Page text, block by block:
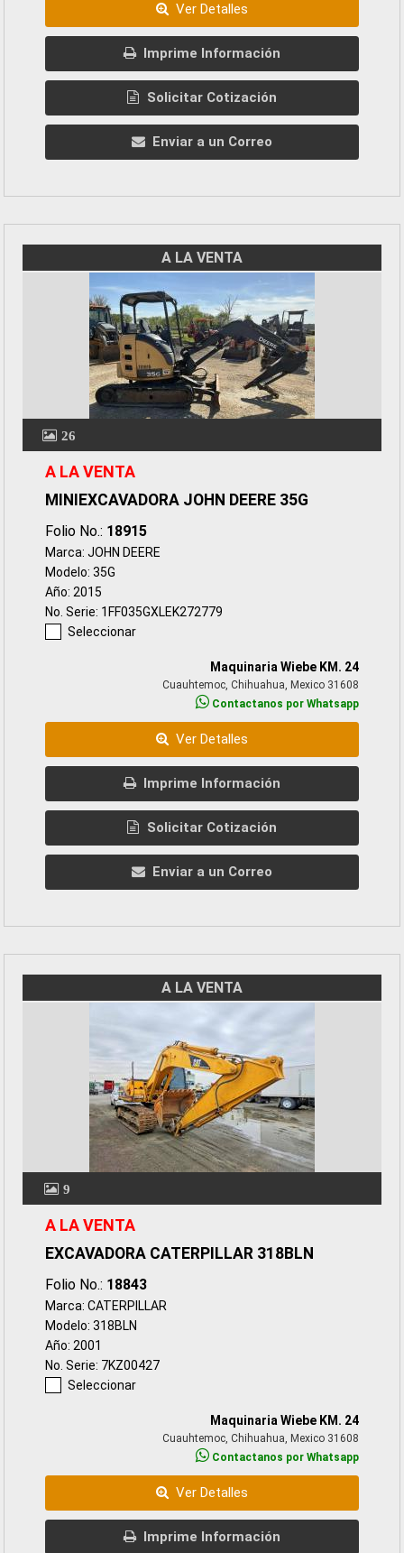
Ver Detalles
Imprime Información
Solicitar Cotización
Enviar a un Correo
A LA VENTA
26
A LA VENTA
MINIEXCAVADORA JOHN DEERE 35G
Folio No.: 18915
Marca: JOHN DEERE
Modelo: 35G
Año: 2015
No. Serie: 1FF035GXLEK272779
Seleccionar
Maquinaria Wiebe KM. 24
Cuauhtemoc, Chihuahua, Mexico 31608
Contactanos por Whatsapp
Ver Detalles
Imprime Información
Solicitar Cotización
Enviar a un Correo
A LA VENTA
9
A LA VENTA
EXCAVADORA CATERPILLAR 318BLN
Folio No.: 18843
Marca: CATERPILLAR
Modelo: 318BLN
Año: 2001
No. Serie: 7KZ00427
Seleccionar
Maquinaria Wiebe KM. 24
Cuauhtemoc, Chihuahua, Mexico 31608
Contactanos por Whatsapp
Ver Detalles
Imprime Información